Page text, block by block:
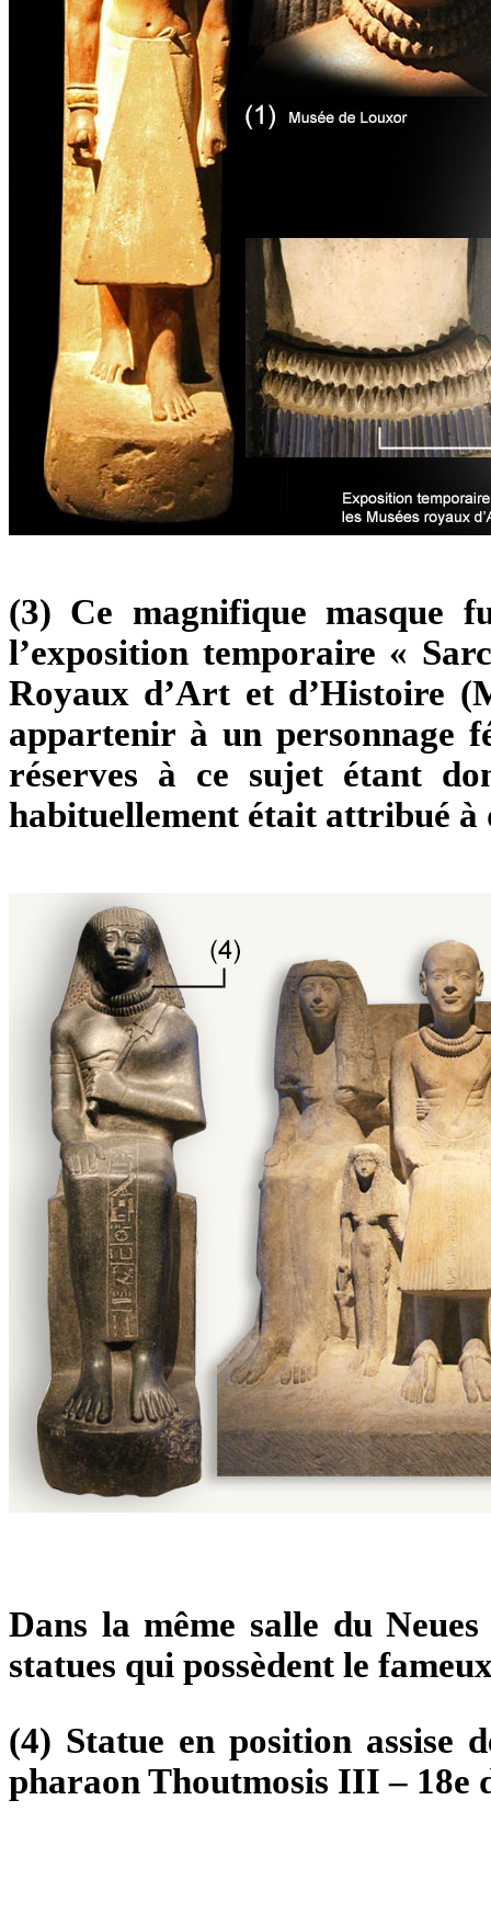
(3) Ce magnifique masque
l’exposition temporaire «
Royaux d’Art et d’Histoire
appartenir à un personnage
réserves à ce sujet étant
habituellement était attribué à
Dans la même salle du
statues qui possèdent le
(4) Statue en position assise
pharaon Thoutmosis III – 18e